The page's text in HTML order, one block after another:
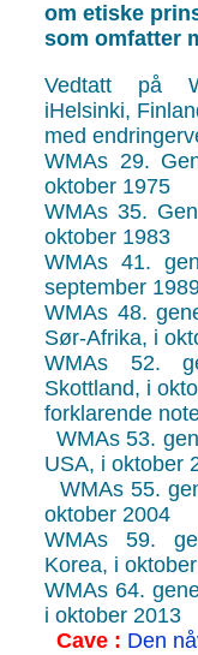
om etiske
som omfatter
Vedtatt på
iHelsinki,
med
WMAs 29.
oktober 1975
WMAs 35.
oktober 1983
WMAs 41.
september
WMAs 48.
Sør-Afrika, i
WMAs 52.
Skottland, i
forklarende
WMAs 53.
USA, i oktober
WMAs 55.
oktober 2004
WMAs 59.
Korea, i
WMAs 64.
i oktober 2013
Cave : Den